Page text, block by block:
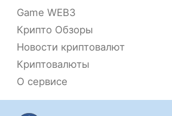
Game WEB3
Крипто Обзоры
Новости криптовалют
Криптовалюты
О сервисе